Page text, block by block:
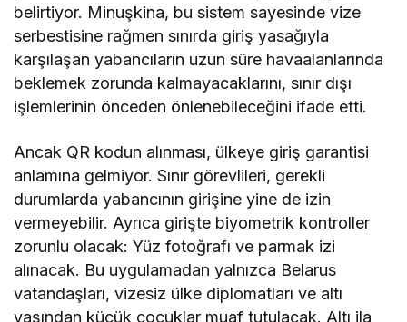
belirtiyor. Minuşkina, bu sistem sayesinde vize
serbestisine rağmen sınırda giriş yasağıyla
karşılaşan yabancıların uzun süre havaalanlarında
beklemek zorunda kalmayacaklarını, sınır dışı
işlemlerinin önceden önlenebileceğini ifade etti.
Ancak QR kodun alınması, ülkeye giriş garantisi
anlamına gelmiyor. Sınır görevlileri, gerekli
durumlarda yabancının girişine yine de izin
vermeyebilir. Ayrıca girişte biyometrik kontroller
zorunlu olacak: Yüz fotoğrafı ve parmak izi
alınacak. Bu uygulamadan yalnızca Belarus
vatandaşları, vizesiz ülke diplomatları ve altı
yaşından küçük çocuklar muaf tutulacak. Altı ila